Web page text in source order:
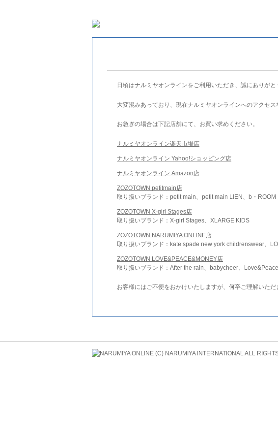
日頃はナルミヤオンラインをご利用いただき、誠にありがと
大変混みあっており、現在ナルミヤオンラインへのアクセス
お急ぎの場合は下記店舗にて、お買い求めください。
ナルミヤオンライン楽天市場店
ナルミヤオンライン Yahoo!ショッピング店
ナルミヤオンライン Amazon店
ZOZOTOWN petitmain店
取り扱いブランド：petit main、petit main LIEN、b・ROOM
ZOZOTOWN X-girl Stages店
取り扱いブランド：X-girl Stages、XLARGE KIDS
ZOZOTOWN NARUMIYA ONLINE店
取り扱いブランド：kate spade new york childrenswear、
ZOZOTOWN LOVE&PEACE&MONEY店
取り扱いブランド：After the rain、babycheer、
お客様にはご不便をおかけいたしますが、何卒ご理解いただ